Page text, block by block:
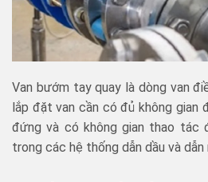
Van bướm tay quay là dòng van
lắp đặt van cần có đủ không gian
đứng và có không gian thao tác
trong các hệ thống dẫn dầu và dẫn